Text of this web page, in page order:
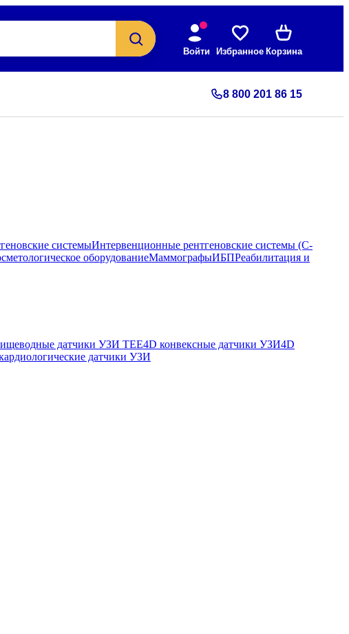
Войти Избранное Корзина
8 800 201 86 15
системыИнтервенционные рентгеновские системы (С-
оборудованиеМаммографыИБПРеабилитация и
датчики УЗИ TEE4D конвексные датчики УЗИ4D
датчики УЗИ